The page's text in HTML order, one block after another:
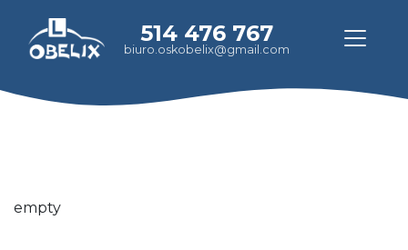
514 476 767
biuro.oskobelix@gmail.com
empty